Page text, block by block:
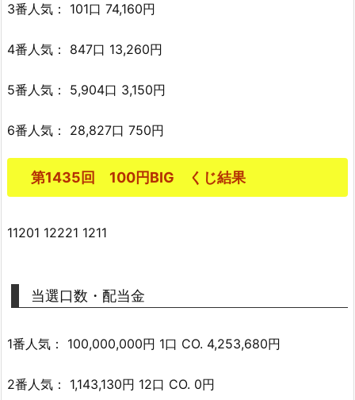
3番人気： 101口 74,160円
4番人気： 847口 13,260円
5番人気： 5,904口 3,150円
6番人気： 28,827口 750円
第1435回 100円BIG くじ結果
11201 12221 1211
当選口数・配当金
1番人気： 100,000,000円 1口 CO. 4,253,680円
2番人気： 1,143,130円 12口 CO. 0円